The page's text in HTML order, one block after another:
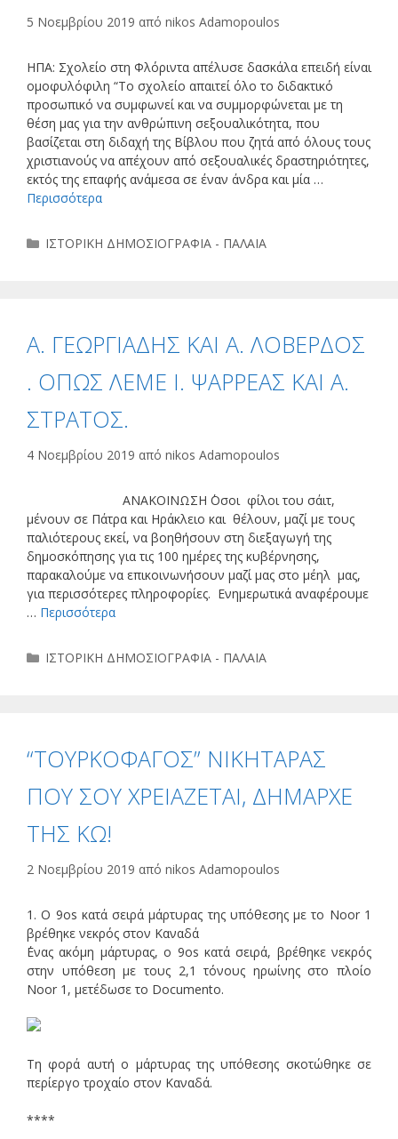
5 Νοεμβρίου 2019 από nikos Adamopoulos
ΗΠΑ: Σχολείο στη Φλόριντα απέλυσε δασκάλα επειδή είναι
ομοφυλόφιλη “Το σχολείο απαιτεί όλο το διδακτικό
προσωπικό να συμφωνεί και να συμμορφώνεται με τη
θέση μας για την ανθρώπινη σεξουαλικότητα, που
βασίζεται στη διδαχή της Βίβλου που ζητά από όλους τους
χριστιανούς να απέχουν από σεξουαλικές δραστηριότητες,
εκτός της επαφής ανάμεσα σε έναν άνδρα και μία …
Περισσότερα
Κατηγορίες
ΙΣΤΟΡΙΚΗ ΔΗΜΟΣΙΟΓΡΑΦΙΑ - ΠΑΛΑΙΑ
Α. ΓΕΩΡΓΙΑΔΗΣ ΚΑΙ Α. ΛΟΒΕΡΔΟΣ
. ΟΠΩΣ ΛΕΜΕ Ι. ΨΑΡΡΕΑΣ ΚΑΙ Α.
ΣΤΡΑΤΟΣ.
4 Νοεμβρίου 2019 από nikos Adamopoulos
ΑΝΑΚΟΙΝΩΣΗ ΄Οσοι φίλοι του σάιτ,
μένουν σε Πάτρα και Ηράκλειο και θέλουν, μαζί με τους
παλιότερους εκεί, να βοηθήσουν στη διεξαγωγή της
δημοσκόπησης για τις 100 ημέρες της κυβέρνησης,
παρακαλούμε να επικοινωνήσουν μαζί μας στο μέηλ μας,
για περισσότερες πληροφορίες. Ενημερωτικά αναφέρουμε
… Περισσότερα
Κατηγορίες
ΙΣΤΟΡΙΚΗ ΔΗΜΟΣΙΟΓΡΑΦΙΑ - ΠΑΛΑΙΑ
“ΤΟΥΡΚΟΦΑΓΟΣ” ΝΙΚΗΤΑΡΑΣ
ΠΟΥ ΣΟΥ ΧΡΕΙΑΖΕΤΑΙ, ΔΗΜΑΡΧΕ
ΤΗΣ ΚΩ!
2 Νοεμβρίου 2019 από nikos Adamopoulos
1. O 9os κατά σειρά μάρτυρας της υπόθεσης με το Noor 1
βρέθηκε νεκρός στον Καναδά
΄Ενας ακόμη μάρτυρας, ο 9os κατά σειρά, βρέθηκε νεκρός
στην υπόθεση με τους 2,1 τόνους ηρωίνης στο πλοίο
Noor 1, μετέδωσε το Documento.
Τη φορά αυτή ο μάρτυρας της υπόθεσης σκοτώθηκε σε
περίεργο τροχαίο στον Καναδά.
****